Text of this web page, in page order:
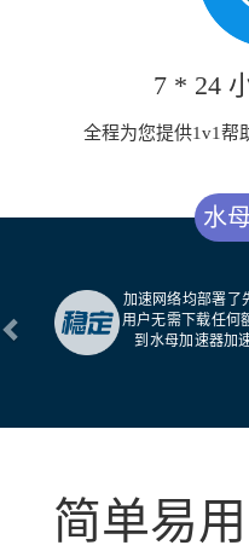
7 * 24
全程为您提供1v1帮
水
加速网络均部署了
用户无需下载任何
到水母加速器加
Previous
简单易